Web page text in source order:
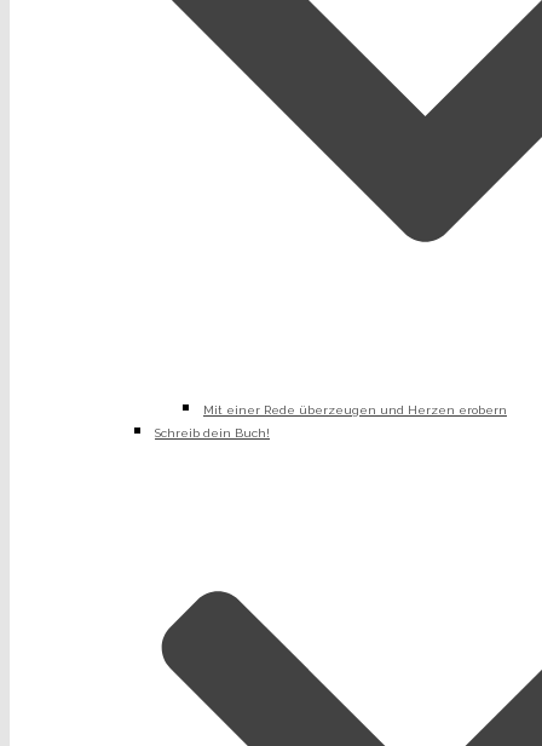
Mit einer Rede überzeugen und Herzen erobern
Schreib dein Buch!